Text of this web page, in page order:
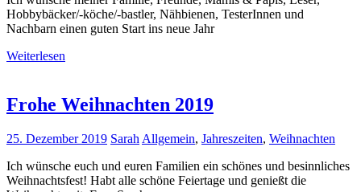
Hobbybäcker/-köche/-bastler, Nähbienen, TesterInnen und
Nachbarn einen guten Start ins neue Jahr
Weiterlesen
Frohe Weihnachten 2019
25. Dezember 2019 Sarah Allgemein, Jahreszeiten, Weihnachten
Ich wünsche euch und euren Familien ein schönes und besinnliches
Weihnachtsfest! Habt alle schöne Feiertage und genießt die